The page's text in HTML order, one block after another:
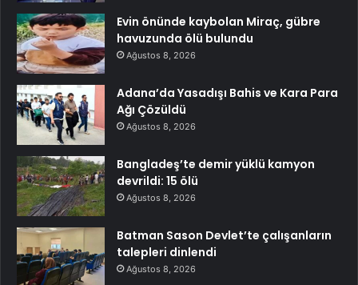
Evin önünde kaybolan Miraç, gübre
havuzunda ölü bulundu
Ağustos 8, 2026
Adana’da Yasadışı Bahis ve Kara Para
Ağı Çözüldü
Ağustos 8, 2026
Bangladeş’te demir yüklü kamyon
devrildi: 15 ölü
Ağustos 8, 2026
Batman Sason Devlet’te çalışanların
talepleri dinlendi
Ağustos 8, 2026